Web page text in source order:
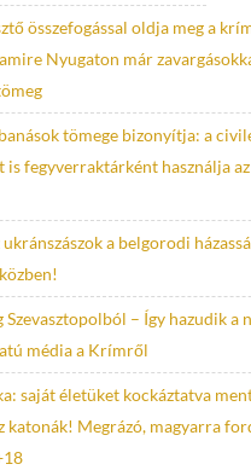
összefogással oldja meg a
Nyugaton már
tömege bizonyítja: a
is fegyverraktárként használja
a belgorodi
Szevasztopolból – Így hazudik a
média a Krímről
saját életüket kockáztatva
katonák! Megrázó, magyarra